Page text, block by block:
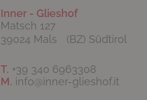
Inner - Glieshof
Matsch 127
39024 Mals (BZ) Südtirol
T. +39 340 6963308
M. info@inner-glieshof.it